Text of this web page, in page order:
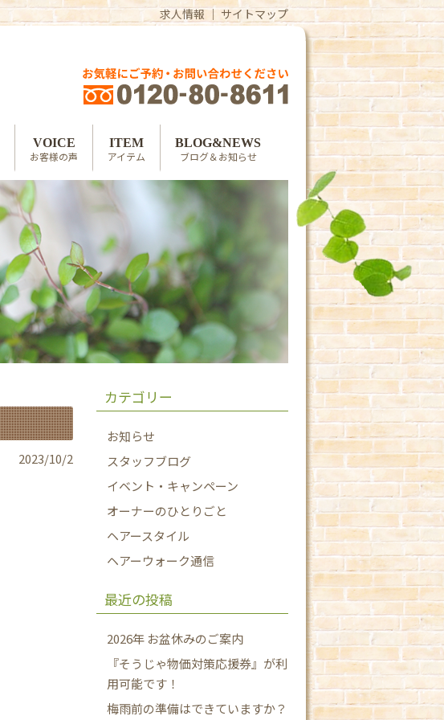
求人情報｜サイトマップ
VOICE
お客様の声
ITEM
アイテム
BLOG&NEWS
ブログ＆お知らせ
2023/10/2
カテゴリー
お知らせ
スタッフブログ
イベント・キャンペーン
オーナーのひとりごと
ヘアースタイル
ヘアーウォーク通信
最近の投稿
2026年 お盆休みのご案内
『そうじゃ物価対策応援券』が利
用可能です！
梅雨前の準備はできていますか？